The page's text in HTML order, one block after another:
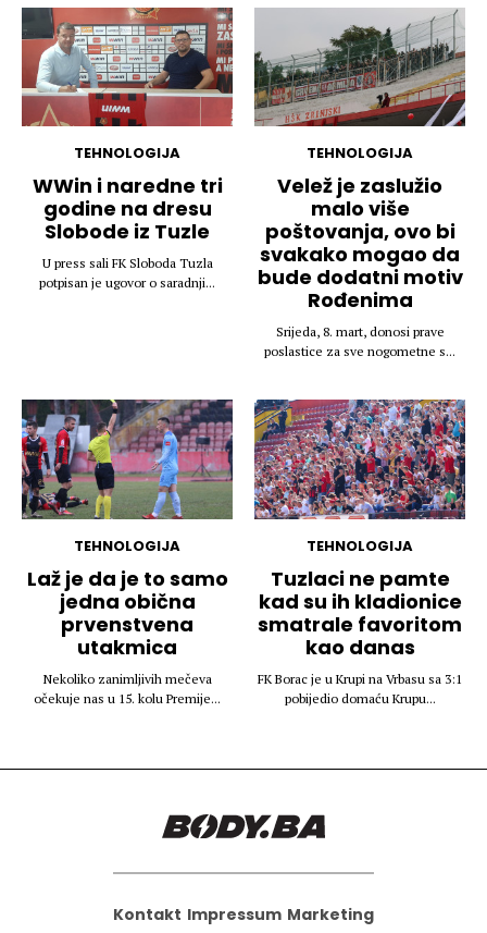
TEHNOLOGIJA
WWin i naredne tri
godine na dresu
Slobode iz Tuzle
U press sali FK Sloboda Tuzla
potpisan je ugovor o saradnji...
TEHNOLOGIJA
Velež je zaslužio
malo više
poštovanja, ovo bi
svakako mogao da
bude dodatni motiv
Rođenima
Srijeda, 8. mart, donosi prave
poslastice za sve nogometne s...
TEHNOLOGIJA
Laž je da je to samo
jedna obična
prvenstvena
utakmica
Nekoliko zanimljivih mečeva
očekuje nas u 15. kolu Premije...
TEHNOLOGIJA
Tuzlaci ne pamte
kad su ih kladionice
smatrale favoritom
kao danas
FK Borac je u Krupi na Vrbasu sa 3:1
pobijedio domaću Krupu...
Kontakt Impressum Marketing